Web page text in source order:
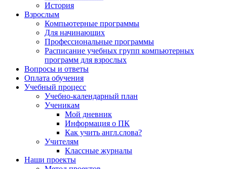
История
Взрослым
Компьютерные программы
Для начинающих
Профессиональные программы
Расписание учебных групп компьютерных
программ для взрослых
Вопросы и ответы
Оплата обучения
Учебный процесс
Учебно-календарный план
Ученикам
Мой дневник
Информация о ПК
Как учить англ.слова?
Учителям
Классные журналы
Наши проекты